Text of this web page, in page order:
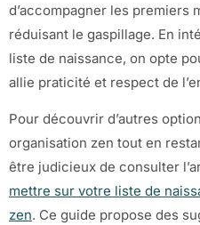
d’accompagner les premiers
réduisant le gaspillage. En
liste de naissance, on opte
allie praticité et respect de
Pour découvrir d’autres
organisation zen tout en
être judicieux de consulter
mettre sur votre liste de
zen. Ce guide propose des